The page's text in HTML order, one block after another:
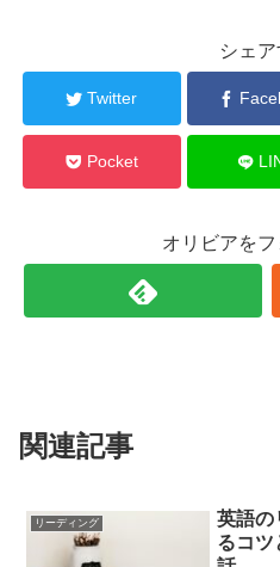
シェア
Twitter
Pocket
オリビアを
関連記事
リーディング
英語の
るコツ